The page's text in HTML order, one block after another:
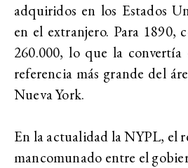
adquiridos en los Estados
en el extranjero. Para 1890,
260.000, lo que la
referencia más grande del
Nueva York.
En la actualidad la NYPL, el
mancomunado entre el